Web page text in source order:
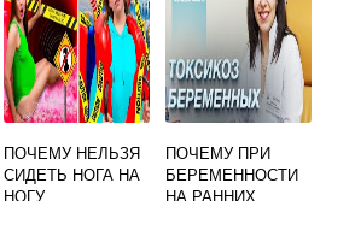
ПОЧЕМУ НЕЛЬЗЯ
СИДЕТЬ НОГА НА
НОГУ
ПОЧЕМУ ПРИ
БЕРЕМЕННОСТИ
НА РАННИХ